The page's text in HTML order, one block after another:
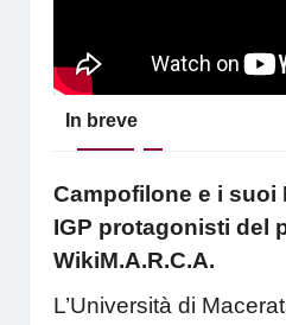
In breve
Campofilone e i suoi
IGP protagonisti del
WikiM.A.R.C.A.
L’Università di